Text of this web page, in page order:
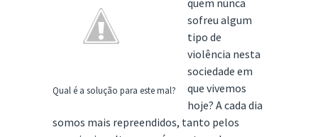
Qual é a solução para este mal?
quem nunca
sofreu algum
tipo de
violência nesta
sociedade em
que vivemos
hoje? A cada dia
somos mais repreendidos, tanto pelos